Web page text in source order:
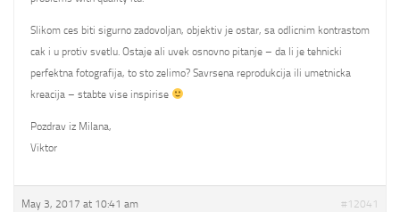
Slikom ces biti sigurno zadovoljan, objektiv je ostar, sa odlicnim kontrastom
cak i u protiv svetlu. Ostaje ali uvek osnovno pitanje – da li je tehnicki
perfektna fotografija, to sto zelimo? Savrsena reprodukcija ili umetnicka
kreacija – stabte vise inspirise
Pozdrav iz Milana,
Viktor
May 3, 2017 at 10:41 am #12041